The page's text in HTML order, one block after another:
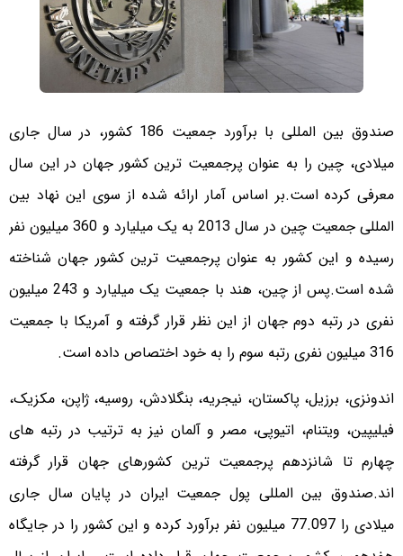
صندوق بین المللی با برآورد جمعیت 186 کشور، در سال جاری
میلادی، چین را به عنوان پرجمعیت ترین کشور جهان در این سال
معرفی کرده است.بر اساس آمار ارائه شده از سوی این نهاد بین
المللی جمعیت چین در سال 2013 به یک میلیارد و 360 میلیون نفر
رسیده و این کشور به عنوان پرجمعیت ترین کشور جهان شناخته
شده است.
پس از چین، هند با جمعیت یک میلیارد و 243 میلیون
نفری در رتبه دوم جهان از این نظر قرار گرفته و آمریکا با جمعیت
316 میلیون نفری رتبه سوم را به خود اختصاص داده است.
اندونزی، برزیل، پاکستان، نیجریه، بنگلادش، روسیه، ژاپن، مکزیک،
فیلیپین، ویتنام، اتیوپی، مصر و آلمان نیز به ترتیب در رتبه های
چهارم تا شانزدهم پرجمعیت ترین کشورهای جهان قرار گرفته
اند.صندوق بین المللی پول جمعیت ایران در پایان سال جاری
میلادی را 77.097 میلیون نفر برآورد کرده و این کشور را در جایگاه